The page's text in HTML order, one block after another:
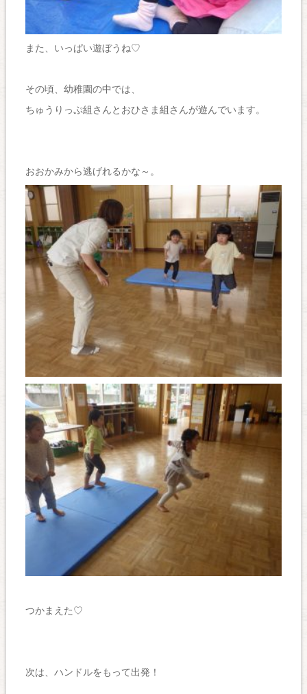
また、いっぱい遊ぼうね♡
その頃、幼稚園の中では、
ちゅうりっぷ組さんとおひさま組さんが遊んでいます。
おおかみから逃げれるかな～。
つかまえた♡
次は、ハンドルをもって出発！